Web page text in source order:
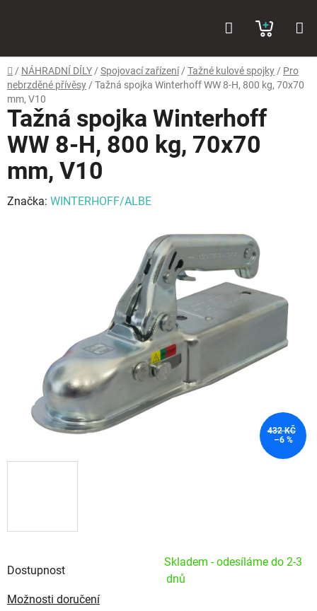
KOŠÍK
Domů
/ NÁHRADNÍ DÍLY / Spojovací zařízení / Tažné kulové spojky / Pro
nebrzděné přívěsy / Tažná spojka Winterhoff WW 8-H, 800 kg, 70x70
mm, V10
Dostupnost
Skladem - odesíláme do 2-3
dnů
Možnosti doručení
Tažná spojka Winterhoff
WW 8-H, 800 kg, 70x70
mm, V10
Značka: WINTERHOFF/ALBE
432 KČ
–6 %